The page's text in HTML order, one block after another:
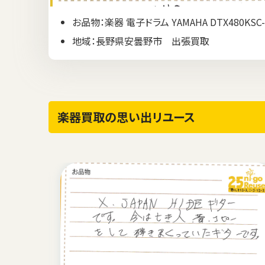
お品物：楽器 電子ドラム YAMAHA
地域：長野県安曇野市 出張買取
楽器買取の思い出リユース